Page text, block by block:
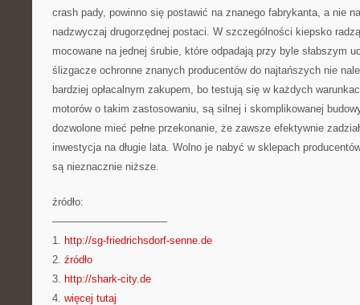
crash pady, powinno się postawić na znanego fabrykanta, a nie
nadzwyczaj drugorzędnej postaci. W szczególności kiepsko
mocowane na jednej śrubie, które odpadają przy byle słabszym
ślizgacze ochronne znanych producentów do najtańszych nie
bardziej opłacalnym zakupem, bo testują się w każdych
motorów o takim zastosowaniu, są silnej i skomplikowanej
dozwolone mieć pełne przekonanie, że zawsze efektywnie
inwestycja na długie lata. Wolno je nabyć w sklepach
są nieznacznie niższe.
źródło:
———————————
1. http://sg-friedrichsdorf-senne.de
2. źródło
3. http://shark-city.de
4. więcej tutaj